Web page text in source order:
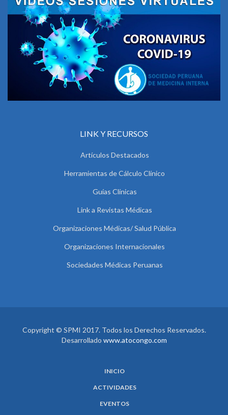
LINK Y RECURSOS
Artículos Destacados
Herramientas de Cálculo Clínico
Guías Clínicas
Link a Revistas Médicas
Organizaciones Médicas/ Salud Pública
Organizaciones Internacionales
Sociedades Médicas Peruanas
Copyright © SPMI 2017. Todos los Derechos Reservados.
Desarrollado www.atocongo.com
INICIO
ACTIVIDADES
EVENTOS